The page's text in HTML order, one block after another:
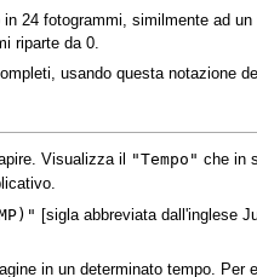
24 fotogrammi, similmente ad
riparte da 0.
usando questa notazione
Visualizza il "Tempo" che in
[sigla abbreviata dall'inglese
in un determinato tempo.